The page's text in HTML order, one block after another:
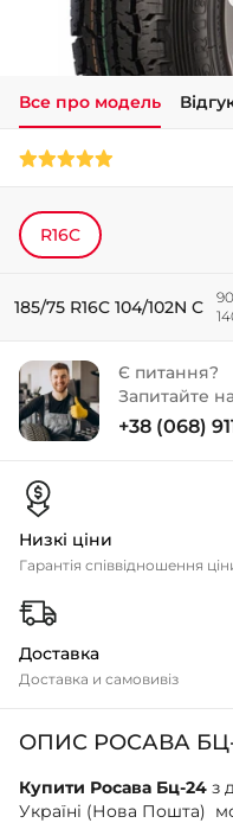
Все про модель
R16C
185/75 R16C 104/102N C
Є питання?
Запитайте
+38 (068)
Низкі ціни
Гарантія співвідношення
Доставка
Доставка и самовивіз
ОПИС РОСАВА
Купити Росава Бц-24 з
Україні (Нова Пошта)